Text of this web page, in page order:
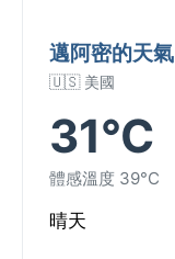
邁阿密的天氣
🇺🇸 美國
31°C
體感溫度 39°C
晴天